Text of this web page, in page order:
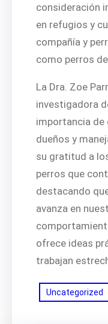
consideración
en refugios y
compañía y
como perros
La Dra. Zoe
investigadora
importancia de
dueños y
su gratitud a
perros que
destacando
avanza en
ofrece ideas
trabajan
Uncategorized